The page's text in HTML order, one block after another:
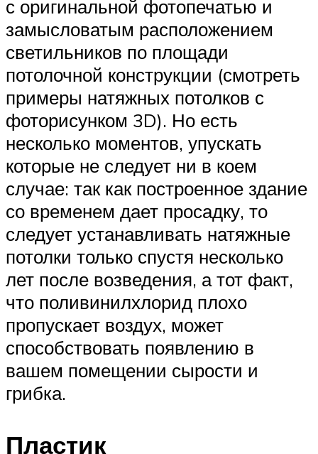
с оригинальной фотопечатью и
замысловатым расположением
светильников по площади
потолочной конструкции (смотреть
примеры натяжных потолков с
фоторисунком 3D). Но есть
несколько моментов, упускать
которые не следует ни в коем
случае: так как построенное здание
со временем дает просадку, то
следует устанавливать натяжные
потолки только спустя несколько
лет после возведения, а тот факт,
что поливинилхлорид плохо
пропускает воздух, может
способствовать появлению в
вашем помещении сырости и
грибка.
Пластик